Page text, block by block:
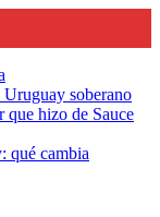
soberano
que hizo de Sauce
qué cambia